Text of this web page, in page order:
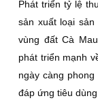
Phát triển tỷ lệ
sản xuất loại
vùng đất Cà
phát triển mạnh
ngày càng
đáp ứng tiêu